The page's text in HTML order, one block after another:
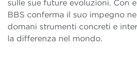
sulle sue future evoluzioni. Con
BBS conferma il suo impegno
domani strumenti concreti e
la differenza nel mondo.